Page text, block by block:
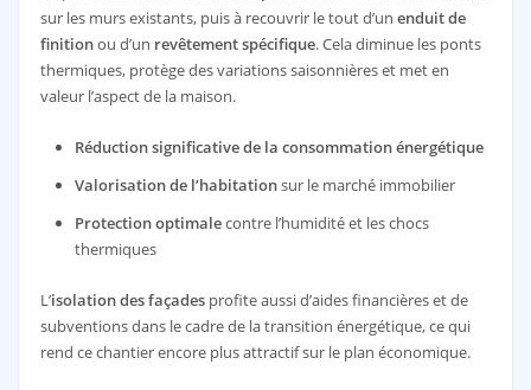
sur les murs existants, puis à recouvrir le tout d’un enduit de
finitionou d’un revêtement spécifique. Cela diminue les ponts
thermiques, protège des variations saisonnières et met en
valeur l’aspect de la maison.
Réduction significative de la consommation énergétique
Valorisation de l’habitationsur le marché immobilier
Protection optimalecontre l’humidité et les chocs
thermiques
L’isolation des façadesprofite aussi d’aides financières et de
subventions dans le cadre de la transition énergétique, ce qui
rend ce chantier encore plus attractif sur le plan économique.